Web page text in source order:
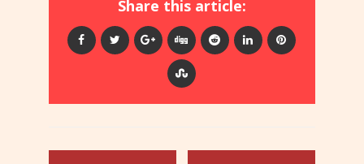
Share this article: